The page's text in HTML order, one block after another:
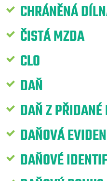
CHRÁNĚNÁ
ČISTÁ MZDA
CLO
DAŇ
DAŇ Z
DAŇOVÁ
DAŇOVÉ